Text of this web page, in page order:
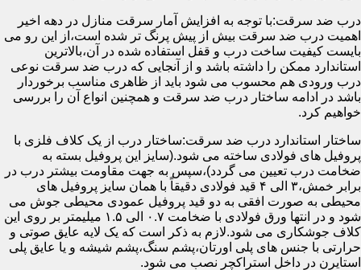
درب ضد سرقت:با توجه به افزایش آمار سرقت منازل در دهه اخیر
اهمیت درب ضد سرقت بیش از پیش پرنگ تر شده است،از این رو می
بایست کیفیت ساخت درب و قفل استفاده شده در آن،بالاترین
استاندارد ممکن را داشته باشد و از آنجایی که درب ضد سرقت نوعی
درب ورودی هم محسوب می شود باید از ظاهری مناسب برخوردار
باشد در ادامه ساختار درب ضد سرقت و همچنین انواع آن را بررسی
خواهیم کرد.
ساختار استاندارد درب ضد سرقت:ساختار درب از یک کلاف فلزی با
پروفیل های فولادی ساخته می شود.(سایز این پروفیل بسته به
ضخامت درب تعیین می گردد)،سپس به جهت مقاومت بیشتر درب در
برابر خمش،۳ الی ۴ قید فولادی دقیقاً با همان سایز پروفیل های
محیطی به صورت افقی به دو قید پروفیل عمودی محیطی جوش می
شود و در انتها ورق فولادی با ضخامت ۰.۷ الی ۱.۵ میلیمتر بر روی این
کلاف جوشکاری می شود.لازم به ذکر است که یک لایه عایق صوتی و
حرارتی با جنس های پلی اورتان،پشم سنگ،پشم شیشه و یا عایق پلی
استایرن در داخل استراکچر نصب می شود.